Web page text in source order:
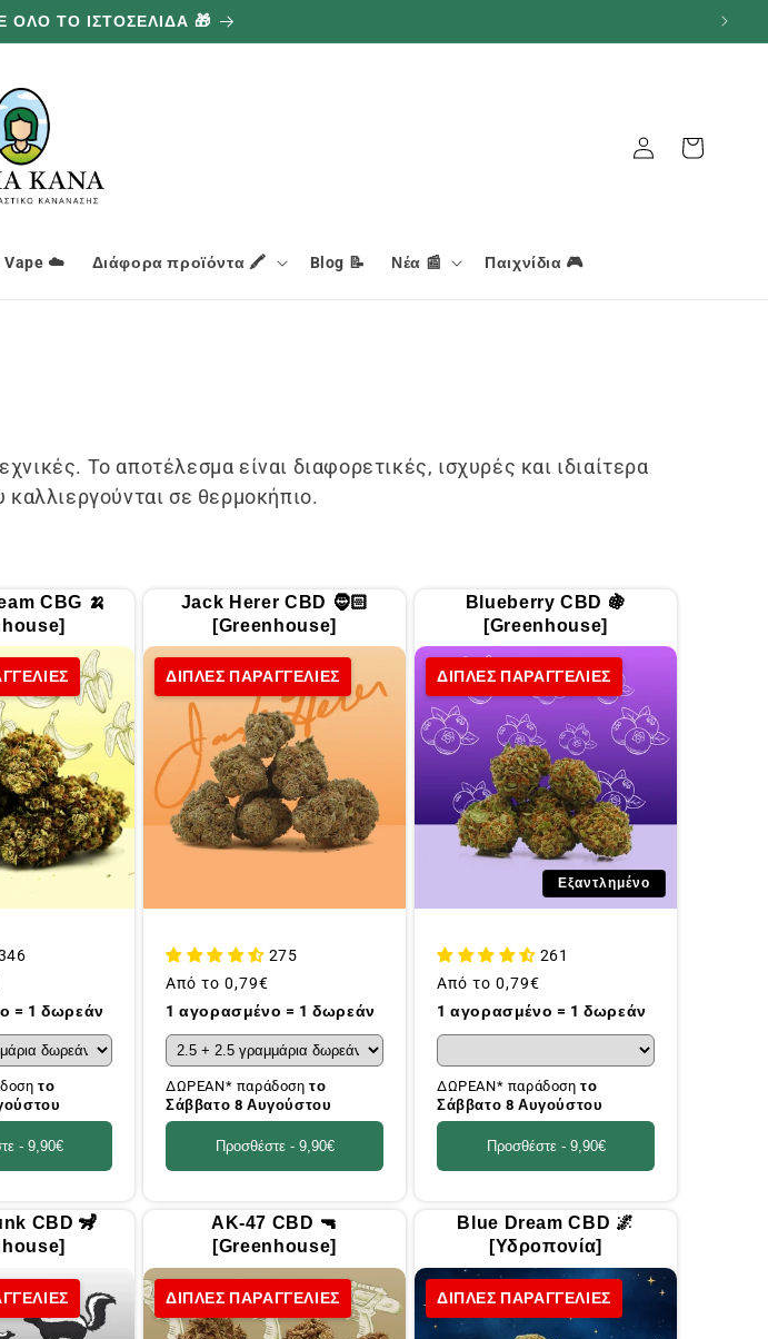
100€ ΠΟΥ ΞΟΔΕΥΕΤΕ 🔥
Vape ☁️ Διάφορα προϊόντα 🖍️ Blog 📝 Νέα 📰 Παιχνίδια 🎮
Σύνδεση Καλάθι
Το αποτέλεσμα είναι διαφορετικές, ισχυρές και ιδιαίτερα
καλλιεργούνται σε θερμοκήπιο.
CBG 🍌
= 1 δωρεάν
το
- 9,90€
Jack Herer CBD 🧔🏻
[Greenhouse]
ΔΙΠΛΕΣ ΠΑΡΑΓΓΕΛΙΕΣ
275
Συνήθης
τιμή
Από το 0,79€
1 αγορασμένο = 1 δωρεάν
ΔΩΡΕΑΝ* παράδοσητο
Σάββατο 8 Αυγούστου
Προσθέστε - 9,90€
Blueberry CBD 🍇
[Greenhouse]
ΔΙΠΛΕΣ ΠΑΡΑΓΓΕΛΙΕΣ
Εξαντλημένο
261
Συνήθης
τιμή
Από το 0,79€
1 αγορασμένο = 1 δωρεάν
ΔΩΡΕΑΝ* παράδοσητο
Σάββατο 8 Αυγούστου
Προσθέστε - 9,90€
CBD 🦨
AK-47 CBD 🔫
[Greenhouse]
ΔΙΠΛΕΣ ΠΑΡΑΓΓΕΛΙΕΣ
Blue Dream CBD 🌌
[Υδροπονία]
ΔΙΠΛΕΣ ΠΑΡΑΓΓΕΛΙΕΣ